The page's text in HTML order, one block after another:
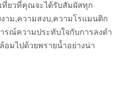
ที่ยวที่คุณจะได้รับสัมผัสทุก
าม,ความสงบ,ความโรแมนติก
รณ์ความประทับใจกับการลงดำ
อมไปด้วยพรายน้ำอย่างน่า